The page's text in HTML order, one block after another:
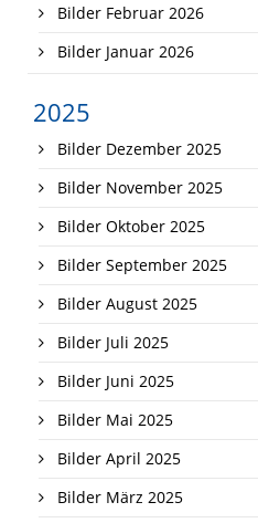
Bilder Februar 2026
Bilder Januar 2026
2025
Bilder Dezember 2025
Bilder November 2025
Bilder Oktober 2025
Bilder September 2025
Bilder August 2025
Bilder Juli 2025
Bilder Juni 2025
Bilder Mai 2025
Bilder April 2025
Bilder März 2025